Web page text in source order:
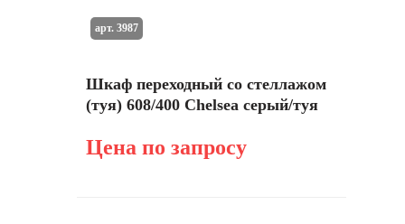
Шкаф переходный со стеллажом
(туя) 608/400 Chelsea серый/туя
Цена по запросу
арт. 3987